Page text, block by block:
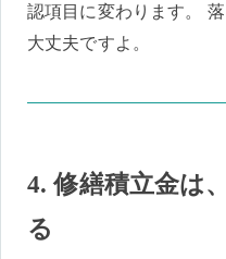
認項目に変わります。
大丈夫ですよ。
4. 修繕積立金は
る